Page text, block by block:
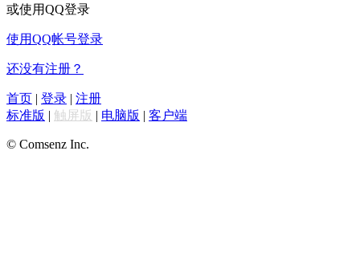
或使用QQ登录
使用QQ帐号登录
还没有注册？
首页 | 登录 | 注册
标准版 | 触屏版 | 电脑版 | 客户端
© Comsenz Inc.